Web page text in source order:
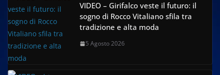
VIDEO – Girifalco veste il futuro: il
sogno di Rocco Vitaliano sfila tra
tradizione e alta moda
5 Agosto 2026